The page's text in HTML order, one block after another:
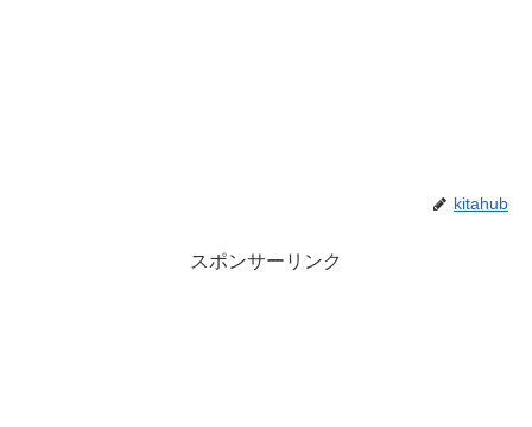
kitahub
スポンサーリンク